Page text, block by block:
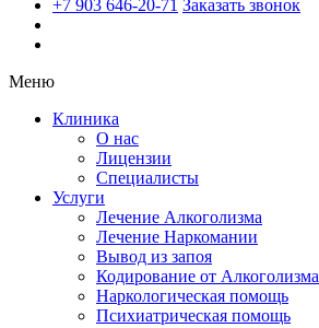
+7 903 646-20-71 Заказать звонок
Меню
Клиника
О нас
Лицензии
Специалисты
Услуги
Лечение Алкоголизма
Лечение Наркомании
Вывод из запоя
Кодирование от Алкоголизма
Наркологическая помощь
Психиатрическая помощь